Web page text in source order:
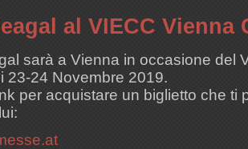
al VIECC Vienna
sarà a Vienna in occasione del
23-24 Novembre 2019.
per acquistare un biglietto che ti